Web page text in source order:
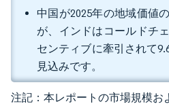
中国が2025年の地域価値
が、インドはコールドチ
センティブに牽引されて
見込みです。
注記：本レポートの市場規模お